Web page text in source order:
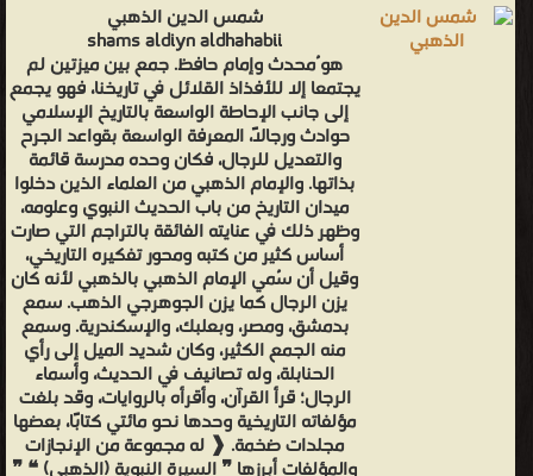
شمس الدين الذهبي
shams aldiyn aldhahabii
هو ُمحدث وإمام حافظ. جمع بين ميزتين لم
يجتمعا إلا للأفذاذ القلائل في تاريخنا، فهو يجمع
إلى جانب الإحاطة الواسعة بالتاريخ الإسلامي
حوادث ورجالاً، المعرفة الواسعة بقواعد الجرح
والتعديل للرجال، فكان وحده مدرسة قائمة
بذاتها. والإمام الذهبي من العلماء الذين دخلوا
ميدان التاريخ من باب الحديث النبوي وعلومه،
وظهر ذلك في عنايته الفائقة بالتراجم التي صارت
أساس كثير من كتبه ومحور تفكيره التاريخي،
وقيل أن سُمي الإمام الذهبي بالذهبي لأنه كان
يزن الرجال كما يزن الجوهرجي الذهب. سمع
بدمشق، ومصر، وبعلبك، والإسكندرية. وسمع
منه الجمع الكثير، وكان شديد الميل إلى رأي
الحنابلة، وله تصانيف في الحديث، وأسماء
الرجال؛ قرأ القرآن، وأقرأه بالروايات، وقد بلغت
مؤلفاته التاريخية وحدها نحو مائتي كتابًا، بعضها
مجلدات ضخمة. ❰ له مجموعة من الإنجازات